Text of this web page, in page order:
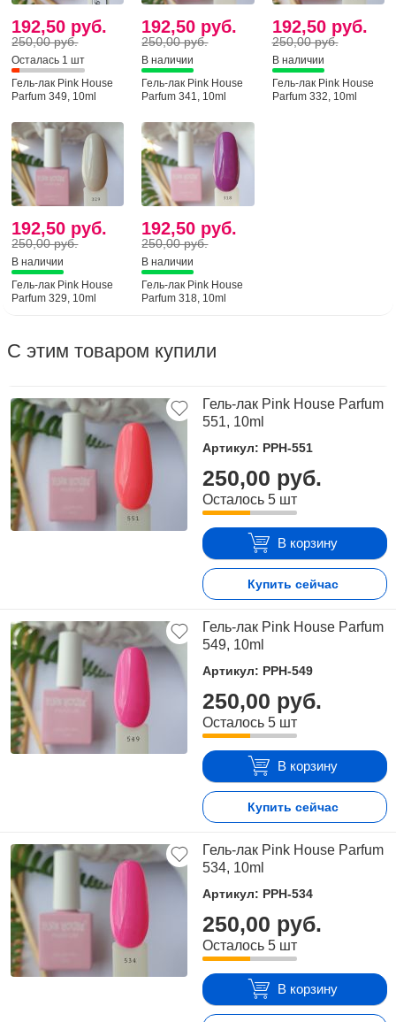
192,50 руб.
250,00 руб.
Осталась 1 шт
Гель-лак Pink House
Parfum 349, 10ml
192,50 руб.
250,00 руб.
В наличии
Гель-лак Pink House
Parfum 341, 10ml
192,50 руб.
250,00 руб.
В наличии
Гель-лак Pink House
Parfum 332, 10ml
192,50 руб.
250,00 руб.
В наличии
Гель-лак Pink House
Parfum 329, 10ml
192,50 руб.
250,00 руб.
В наличии
Гель-лак Pink House
Parfum 318, 10ml
С этим товаром купили
Гель-лак Pink House Parfum
551, 10ml
Артикул: PPH-551
250,00 руб.
Осталось 5 шт
В корзину
Купить сейчас
Гель-лак Pink House Parfum
549, 10ml
Артикул: PPH-549
250,00 руб.
Осталось 5 шт
В корзину
Купить сейчас
Гель-лак Pink House Parfum
534, 10ml
Артикул: PPH-534
250,00 руб.
Осталось 5 шт
В корзину